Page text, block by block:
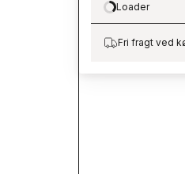
Loading…
Loader
Fri fragt ved